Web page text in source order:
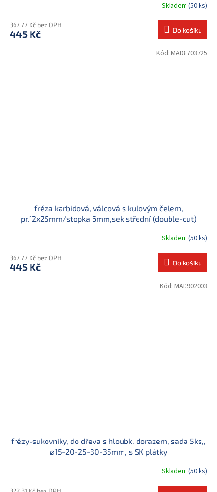
Skladem (50 ks)
367,77 Kč bez DPH
445 Kč Do košíku
fréza karbidová, válcová s kulovým čelem,
pr.12x25mm/stopka 6mm,sek střední (double-cut)
Skladem (50 ks)
367,77 Kč bez DPH
445 Kč Do košíku
Kód: MAD8703725
frézy-sukovníky, do dřeva s hloubk. dorazem, sada 5ks,,
⌀15-20-25-30-35mm, s SK plátky
Skladem (50 ks)
322,31 Kč bez DPH
Kód: MAD902003